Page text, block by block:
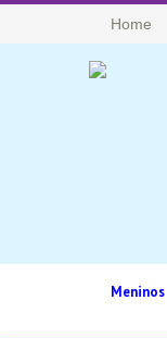
Home
Meninos